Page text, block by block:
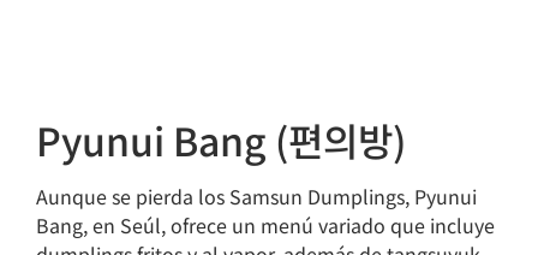
Pyunui Bang (편의방)
Aunque se pierda los Samsun Dumplings, Pyunui
Bang, en Seúl, ofrece un menú variado que incluye